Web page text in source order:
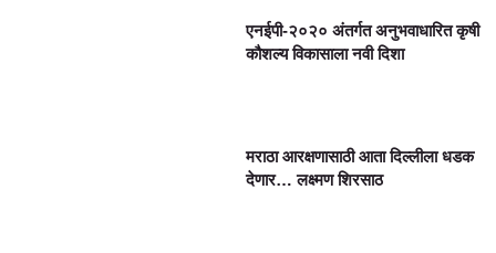
एनईपी-२०२० अंतर्गत अनुभवाधारित कृषी
कौशल्य विकासाला नवी दिशा
मराठा आरक्षणासाठी आता दिल्लीला धडक
देणार… लक्ष्मण शिरसाठ